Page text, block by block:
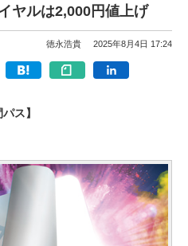
ヤルは2,000円値上げ
徳永浩貴 2025年8月4日 17:24
ス】